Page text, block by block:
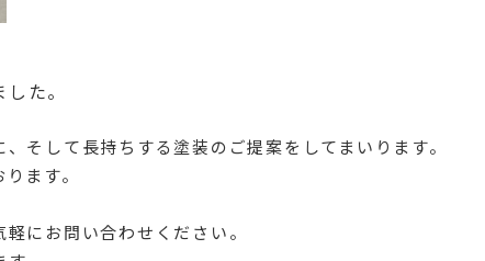
た。
そして長持ちする塗装のご提案をしてまいります。
ます。
にお問い合わせください。